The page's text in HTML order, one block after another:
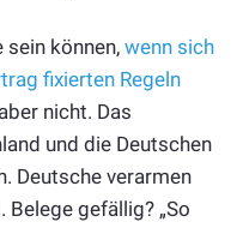
können, wenn sich
fixierten Regeln
nicht. Das
und die Deutschen
Deutsche verarmen
gefällig? „So